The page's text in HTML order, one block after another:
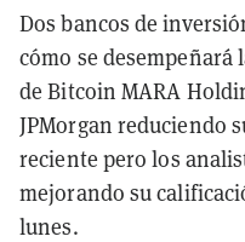
Dos bancos de
cómo se
de Bitcoin MARA
JPMorgan reduciendo
reciente pero los
mejorando su
lunes.